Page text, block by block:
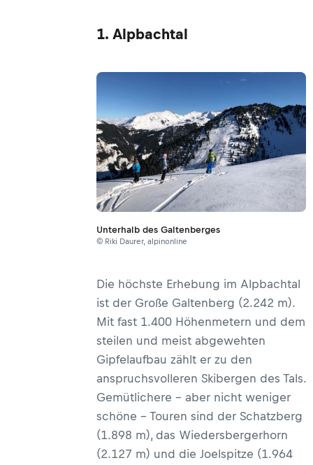
1. Alpbachtal
Unterhalb des Galtenberges
© Riki Daurer, alpinonline
Die höchste Erhebung im Alpbachtal
ist der Große Galtenberg (2.242 m).
Mit fast 1.400 Höhenmetern und dem
steilen und meist abgewehten
Gipfelaufbau zählt er zu den
anspruchsvolleren Skibergen des Tals.
Gemütlichere – aber nicht weniger
schöne – Touren sind der Schatzberg
(1.898 m), das Wiedersbergerhorn
(2.127 m) und die Joelspitze (1.964